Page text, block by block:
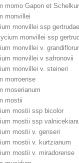
momo Gapon et
monvillei
monvillei ssp
monvillei ssp
monvillei v.
monvillei v safronovii
monvillei v. steineri
morroense
moserianum
mostii
mostii ssp bicolor
mostii ssp
mostii v. genseri
mostii v. kurtzianum
mostii v. miradorense